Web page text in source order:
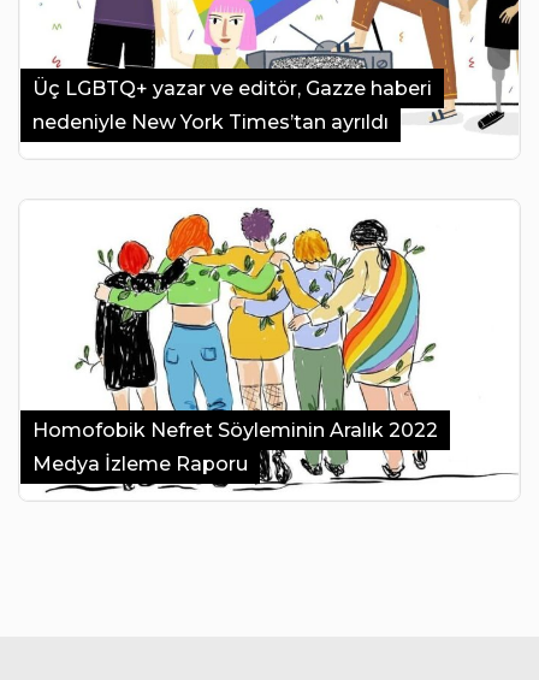
Üç LGBTQ+ yazar ve editör, Gazze haberi
nedeniyle New York Times’tan ayrıldı
Homofobik Nefret Söyleminin Aralık 2022
Medya İzleme Raporu